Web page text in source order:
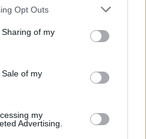
app uses one or more Google
behaviour. You may click to
and its third-party tags to
purposes in below Google
Opt Outs
of my
of my
my
Advertising.
távú következménye
minket szembe,
érdekeink."
Trianon. vagy lettünk
saját